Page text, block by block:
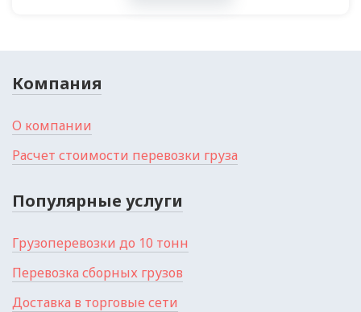
Компания
О компании
Расчет стоимости перевозки груза
Популярные услуги
Грузоперевозки до 10 тонн
Перевозка сборных грузов
Доставка в торговые сети